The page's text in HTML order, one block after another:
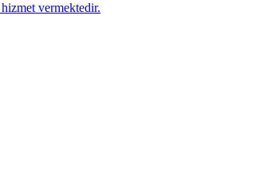
vermektedir.